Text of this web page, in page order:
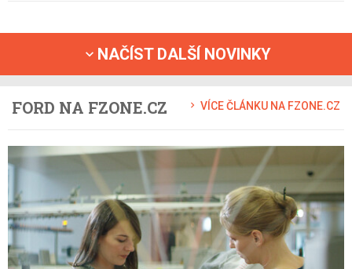
NAČÍST DALŠÍ NOVINKY
FORD NA FZONE.CZ VÍCE ČLÁNKU NA FZONE.CZ